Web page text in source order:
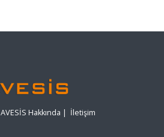
AVESİS Hakkında | İletişim